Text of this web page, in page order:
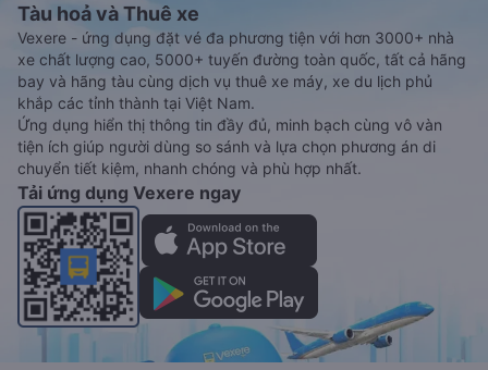
Tàu hoả và Thuê xe
Vexere - ứng dụng đặt vé đa phương tiện với hơn 3000+ nhà
xe chất lượng cao, 5000+ tuyến đường toàn quốc, tất cả hãng
bay và hãng tàu cùng dịch vụ thuê xe máy, xe du lịch phủ
khắp các tỉnh thành tại Việt Nam.
Ứng dụng hiển thị thông tin đầy đủ, minh bạch cùng vô vàn
tiện ích giúp người dùng so sánh và lựa chọn phương án di
chuyển tiết kiệm, nhanh chóng và phù hợp nhất.
Tải ứng dụng Vexere ngay